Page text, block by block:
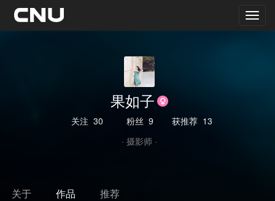
果如子
关注 30 粉丝 9 获推荐 13
· 摄影师 ·
关于 作品 推荐